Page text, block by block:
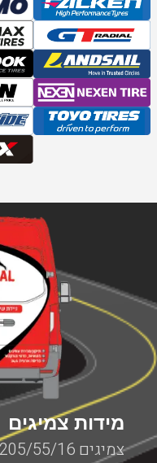
מידות צמיגים
צמיגים 205/55/16